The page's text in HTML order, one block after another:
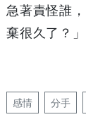
急著責怪誰
棄很久了？」
感情 分手